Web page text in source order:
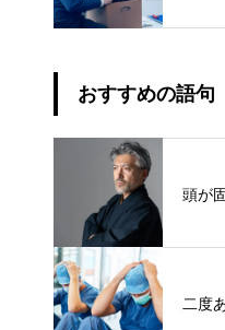
おすすめの語句
頭が
二度